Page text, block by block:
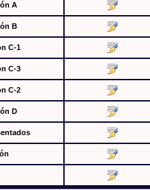
A
B
C-1
C-3
C-2
D